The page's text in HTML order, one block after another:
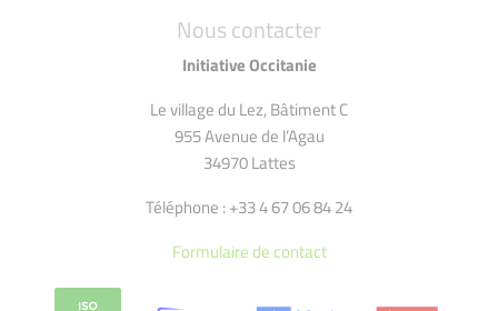
Nous contacter
Initiative Occitanie
Le village du Lez, Bâtiment C
955 Avenue de l’Agau
34970 Lattes
Téléphone : +33 4 67 06 84 24
Formulaire de contact